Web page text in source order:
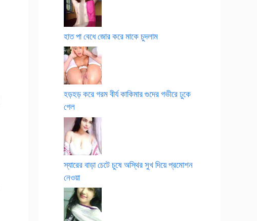
হাত পা বেধে জোর করে মাকে চুদলাম
হড়হড় করে গরম বীর্য কাকিমার গুদের গভীরে ঢুকে
গেল
স্যারের বাড়া চেটে চুষে অস্থির সুখ দিয়ে প্রমোশন
নেওয়া